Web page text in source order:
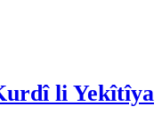
li Yekîtîya